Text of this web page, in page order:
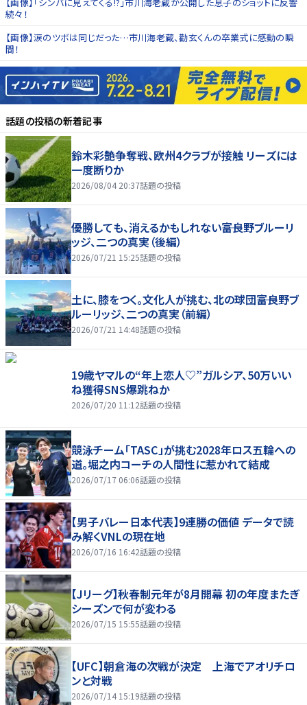
続々！
【画像】涙のツボは同じだった…市川海老蔵、勸玄くんの卒業式に感動の瞬
間！
話題の投稿の新着記事
鈴木彩艶争奪戦、欧州4クラブが接触 リーズには
一度断りか
2026/08/04 20:37話題の投稿
優勝しても、消えるかもしれない――富良野ブルーリ
ッジ、二つの真実（後編）
2026/07/21 15:25話題の投稿
土に、膝をつく。文化人が挑む、北の球団――富良野ブ
ルーリッジ、二つの真実（前編）
2026/07/21 14:48話題の投稿
19歳ヤマルの“年上恋人♡”ガルシア、50万いい
ね獲得SNS爆跳ねか
2026/07/20 11:12話題の投稿
競泳チーム「TASC」が挑む2028年ロス五輪への
道。堀之内コーチの人間性に惹かれて結成
2026/07/17 06:06話題の投稿
【男子バレー日本代表】9連勝の価値 データで読
み解くVNLの現在地
2026/07/16 16:42話題の投稿
【Jリーグ】秋春制元年が8月開幕 初の年度またぎ
シーズンで何が変わる
2026/07/15 15:55話題の投稿
【UFC】朝倉海の次戦が決定 上海でアオリチロ
ンと対戦
2026/07/14 15:19話題の投稿